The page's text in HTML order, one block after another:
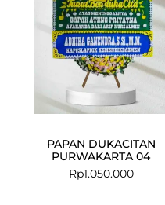
PAPAN DUKACITAN
PURWAKARTA 04
Rp1.050.000